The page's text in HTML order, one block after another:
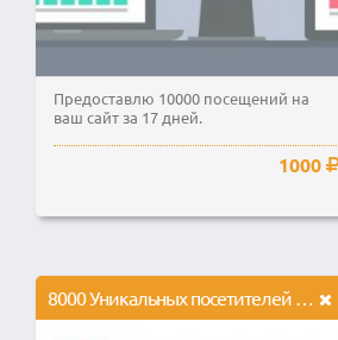
Предоставлю 10000 посещений на
ваш сайт за 17 дней.
1000
8000 Уникальных посетителей на любой Сайт, кроме Ютюба